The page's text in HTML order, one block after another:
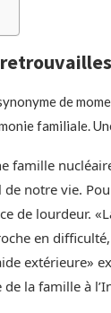
de
familiale.
famille
de notre vie.
de lourdeur.
en
extérieure»
de la famille à